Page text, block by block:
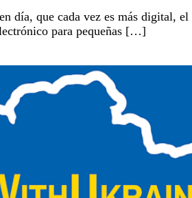
día, que cada vez es más digital, el
para pequeñas […]